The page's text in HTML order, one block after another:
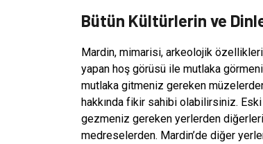
Bütün Kültürlerin ve
Mardin, mimarisi, arkeolojik
yapan hoş görüsü ile mutlaka
mutlaka gitmeniz gereken
hakkında fikir sahibi olabilirsiniz.
gezmeniz gereken yerlerden
medreselerden. Mardin’de diğer